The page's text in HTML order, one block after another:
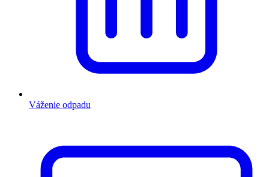
Váženie odpadu